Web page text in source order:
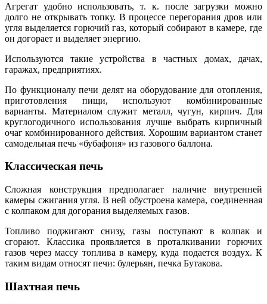
Агрегат удобно использовать, т. к. после загрузки можно
долго не открывать топку. В процессе перегорания дров или
угля выделяется горючий газ, который собирают в камере, где
он догорает и выделяет энергию.
Используются такие устройства в частных домах, дачах,
гаражах, предприятиях.
По функционалу печи делят на оборудование для отопления,
приготовления пищи, используют комбинированные
варианты. Материалом служит металл, чугун, кирпич. Для
круглогодичного использования лучше выбрать кирпичный
очаг комбинированного действия. Хорошим вариантом станет
самодельная печь «бубафоня» из газового баллона.
Классическая печь
Сложная конструкция предполагает наличие внутренней
камеры сжигания угля. В ней обустроена камера, соединенная
с колпаком для догорания выделяемых газов.
Топливо поджигают снизу, газы поступают в колпак и
сгорают. Классика проявляется в проталкивании горючих
газов через массу топлива в камеру, куда подается воздух. К
таким видам относят печи: булерьян, печка Бутакова.
Шахтная печь